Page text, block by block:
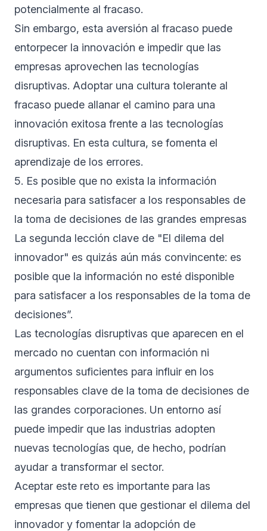
potencialmente al fracaso.
Sin embargo, esta aversión al fracaso puede
entorpecer la innovación e impedir que las
empresas aprovechen las tecnologías
disruptivas. Adoptar una cultura tolerante al
fracaso puede allanar el camino para una
innovación exitosa frente a las tecnologías
disruptivas. En esta cultura, se fomenta el
aprendizaje de los errores.
5. Es posible que no exista la información
necesaria para satisfacer a los responsables de
la toma de decisiones de las grandes empresas
La segunda lección clave de "El dilema del
innovador" es quizás aún más convincente: es
posible que la información no esté disponible
para satisfacer a los responsables de la toma de
decisiones”.
Las tecnologías disruptivas que aparecen en el
mercado no cuentan con información ni
argumentos suficientes para influir en los
responsables clave de la toma de decisiones de
las grandes corporaciones. Un entorno así
puede impedir que las industrias adopten
nuevas tecnologías que, de hecho, podrían
ayudar a transformar el sector.
Aceptar este reto es importante para las
empresas que tienen que gestionar el dilema del
innovador y fomentar la adopción de